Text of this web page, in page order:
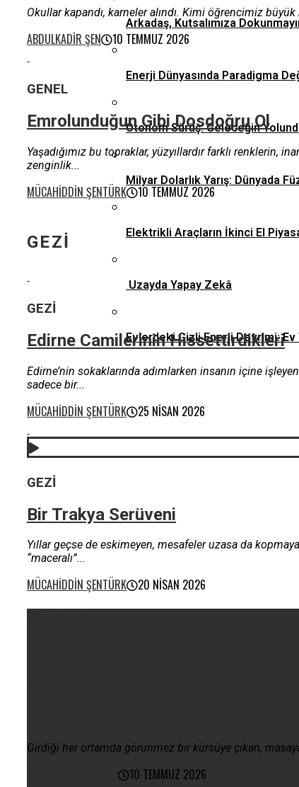
Arkadaş, Kutsalımıza
Enerji Dünyasında Paradigma
Otonom Sürüş: Geleceğin
Milyar Dolarlık Yarış: Dünyada
Elektrikli Araçların İkinci El
Uzayda Yapay Zekâ
Evlerdeki Gizli Enerji Devrimi:
Okullar kapandı, karneler alındı. Kimi öğrencimiz
ABDULKADIR ŞEN 10 TEMMUZ 2026
GENEL
Emrolunduğun Gibi Dosdoğru Ol
Yaşadığımız bu topraklar, yüzyıllardır farklı renklerin,
zenginlik...
MÜCAHIDDIN ŞENTÜRK 10 TEMMUZ 2026
GEZI
GEZI
Edirne Camilerinin Hissettirdikleri
Edirne’nin sokaklarında adımlarken insanın içine
sadece bir...
MÜCAHIDDIN ŞENTÜRK 25 NISAN 2026
GEZI
Bir Trakya Serüveni
Yıllar geçse de eskimeyen, mesafeler uzasa da
“maceralı”...
MÜCAHIDDIN ŞENTÜRK 20 NISAN 2026
Girdiği her ortamda görünmez bir kürsüye çıkan,
10 TEMMUZ 2026